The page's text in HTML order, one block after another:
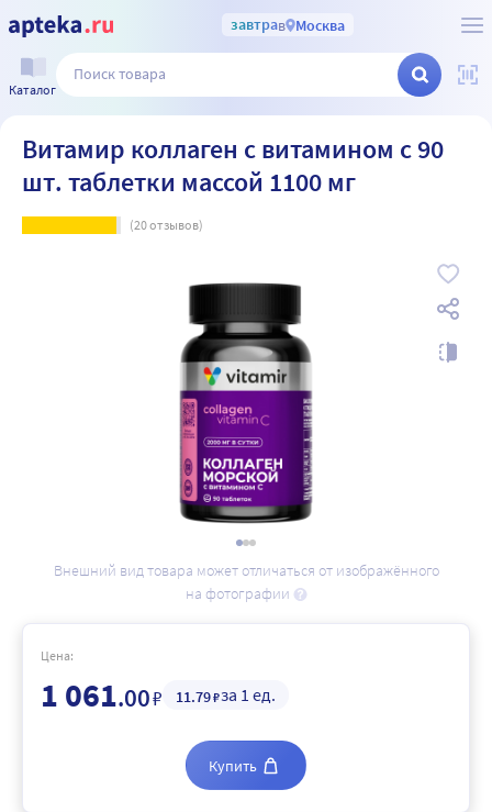
завтрав Москва
Каталог
Витамир коллаген с витамином с 90
шт. таблетки массой 1100 мг
(20отзывов)
Внешний вид товара может отличаться от изображённого
на фотографии
Цена:
1 061.00₽ 11.79₽за 1 ед.
Купить